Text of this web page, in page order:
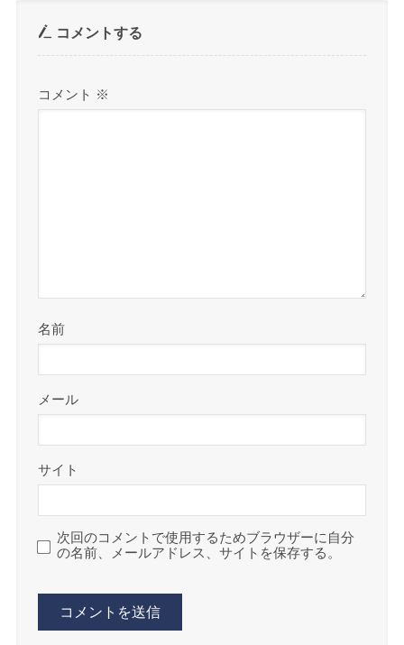
コメントする
コメント ※
名前
メール
サイト
次回のコメントで使用するためブラウザーに自分
の名前、メールアドレス、サイトを保存する。